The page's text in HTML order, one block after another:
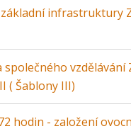
infrastruktury
společného vzdělávání
( Šablony III)
hodin - založení